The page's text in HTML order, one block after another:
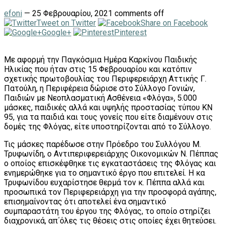
efoni — 25 Φεβρουαρίου, 2021 comments off
Tweet on Twitter
Share on Facebook
Google+
Pinterest
Με αφορμή την Παγκόσμια Ημέρα Καρκίνου Παιδικής
Ηλικίας που ήταν στις 15 Φεβρουαρίου και κατόπιν
σχετικής πρωτοβουλίας του Περιφερειάρχη Αττικής Γ.
Πατούλη, η Περιφέρεια δώρισε στο Σύλλογο Γονιών,
Παιδιών με Νεοπλασματική Ασθένεια «Φλόγα», 5.000
μάσκες, παιδικές αλλά και υψηλής προστασίας τύπου ΚΝ
95, για τα παιδιά και τους γονείς που είτε διαμένουν στις
δομές της Φλόγας, είτε υποστηρίζονται από το Σύλλογο.
Τις μάσκες παρέδωσε στην Πρόεδρο του Συλλόγου Μ.
Τρυφωνίδη, ο Αντιπεριφερειάρχης Οικονομικών Ν. Πέππας
ο οποίος επισκέφθηκε τις εγκαταστάσεις της Φλόγας και
ενημερώθηκε για το σημαντικό έργο που επιτελεί. Η κα
Τρυφωνίδου ευχαρίστησε θερμά τον κ. Πέππα αλλά και
προσωπικά τον Περιφερειάρχη για την προσφορά αγάπης,
επισημαίνοντας ότι αποτελεί ένα σημαντικό
συμπαραστάτη του έργου της Φλόγας, το οποίο στηρίζει
διαχρονικά, απ΄όλες τις θέσεις στις οποίες έχει θητεύσει.